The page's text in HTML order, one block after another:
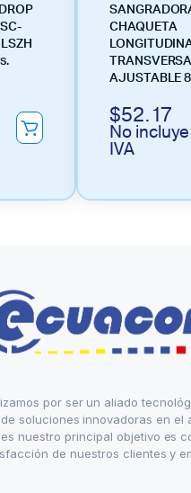
CHAQUETA
AJUSTABLE
$52.17
No incluye
IVA
por ser un aliado
soluciones innovadoras en el
nuestro principal objetivo es
de nuestros clientes y